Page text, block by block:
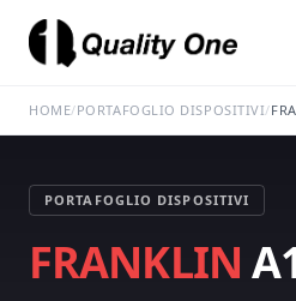
HOME/PORTAFOGLIO DISPOSITIVI/
PORTAFOGLIO DISPOSITIVI
FRANKLIN